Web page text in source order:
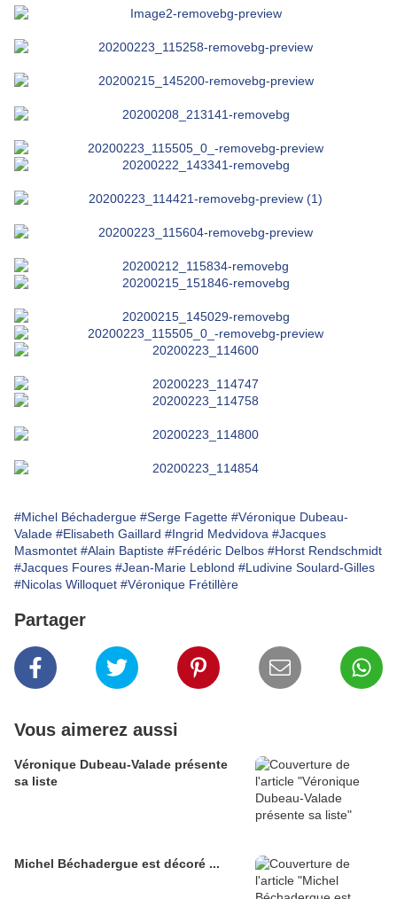
#Michel Béchadergue #Serge Fagette #Véronique Dubeau-
Valade #Elisabeth Gaillard #Ingrid Medvidova #Jacques
Masmontet #Alain Baptiste #Frédéric Delbos #Horst Rendschmidt
#Jacques Foures #Jean-Marie Leblond #Ludivine Soulard-Gilles
#Nicolas Willoquet #Véronique Frétillère
Partager
Vous aimerez aussi
Véronique Dubeau-Valade présente
sa liste
Michel Béchadergue est décoré ...